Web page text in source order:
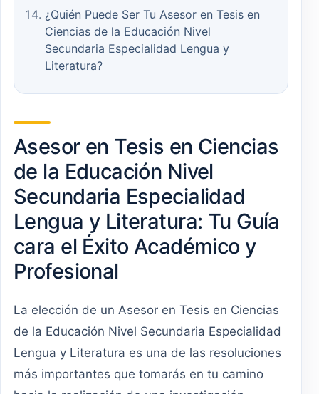
¿Quién Puede Ser Tu Asesor en Tesis en
Ciencias de la Educación Nivel
Secundaria Especialidad Lengua y
Literatura?
Asesor en Tesis en Ciencias
de la Educación Nivel
Secundaria Especialidad
Lengua y Literatura: Tu Guía
cara el Éxito Académico y
Profesional
La elección de un Asesor en Tesis en Ciencias
de la Educación Nivel Secundaria Especialidad
Lengua y Literatura es una de las resoluciones
más importantes que tomarás en tu camino